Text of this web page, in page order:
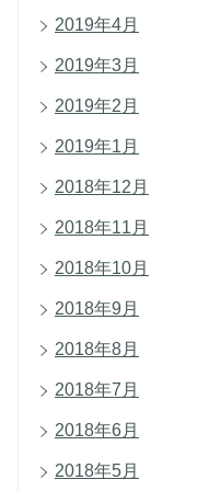
2019年4月
2019年3月
2019年2月
2019年1月
2018年12月
2018年11月
2018年10月
2018年9月
2018年8月
2018年7月
2018年6月
2018年5月